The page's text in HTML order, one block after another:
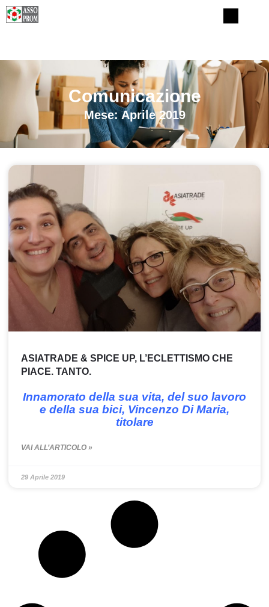
Comunicazione
Mese: Aprile 2019
ASIATRADE & SPICE UP, L’ECLETTISMO CHE
PIACE. TANTO.
Innamorato della sua vita, del suo lavoro
e della sua bici, Vincenzo Di Maria,
titolare
VAI ALL’ARTICOLO »
29 Aprile 2019